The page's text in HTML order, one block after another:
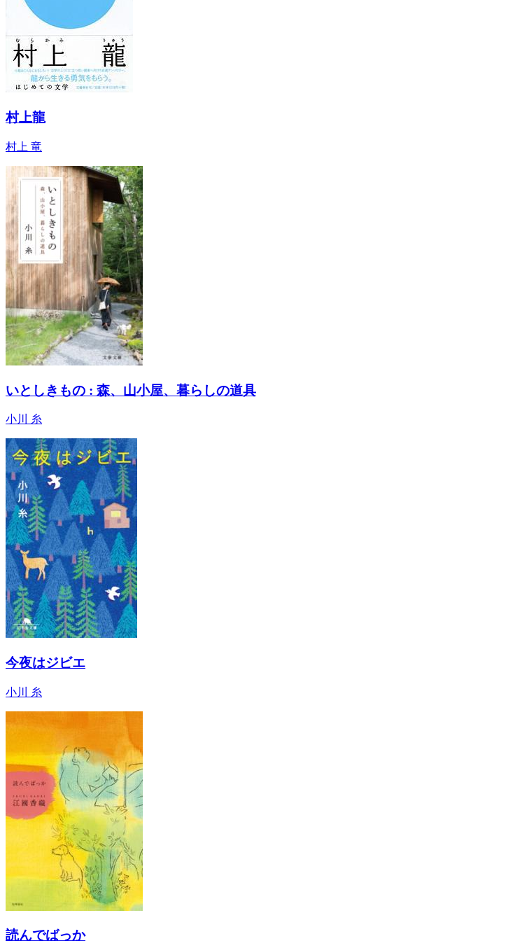
村上龍
村上 竜
いとしきもの : 森、山小屋、暮らしの道具
小川 糸
今夜はジビエ
小川 糸
読んでばっか